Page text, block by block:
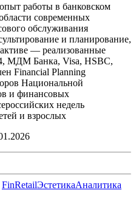
работы в банковском
современных
обслуживания
и планирование,
— реализованные
МДМ Банка, Visa, HSBС,
Financial Planning
Национальной
и финансовых
недель
и взрослых
FinRetailЭстетикаАналитика